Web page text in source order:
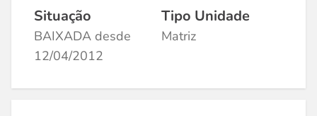
Situação
BAIXADA desde
12/04/2012
Tipo Unidade
Matriz